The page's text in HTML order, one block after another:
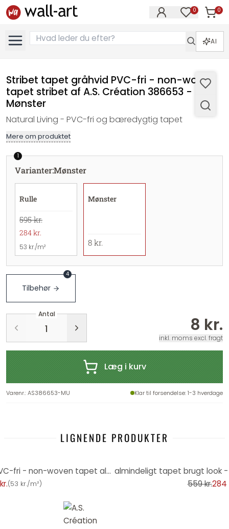
0 0
Varer
AI
Stribet tapet gråhvid PVC-fri - non-woven
tapet stribet af A.S. Création 386653 -
Mønster
Natural Living - PVC-fri og bæredygtig tapet
Mere om produktet
1
Varianter:Mønster
Rulle
595 kr.
284 kr.
53 kr./m²
Mønster
8 kr.
Tilbehør
4
Antal
8 kr.
inkl. moms excl. fragt
Læg i kurv
Varenr.:AS386653-MU Klar til forsendelse: 1-3 hverdage
LIGNENDE PRODUKTER
Almindeligt tapet beige grå PVC-fri - non-woven tapet alm. fra A.S. Création blank 386625
(53 kr./m²) 559 kr.284